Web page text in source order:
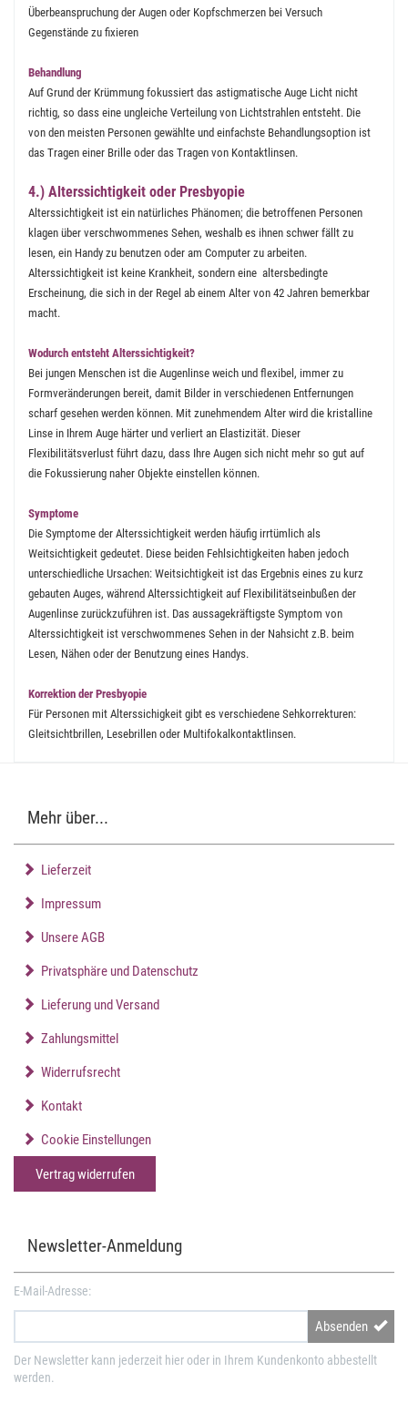
Überbeanspruchung der Augen oder Kopfschmerzen bei Versuch
Gegenstände zu fixieren
Behandlung
Auf Grund der Krümmung fokussiert das astigmatische Auge Licht nicht
richtig, so dass eine ungleiche Verteilung von Lichtstrahlen entsteht. Die
von den meisten Personen gewählte und einfachste Behandlungsoption ist
das Tragen einer Brille oder das Tragen von Kontaktlinsen.
4.) Alterssichtigkeit oder Presbyopie
Alterssichtigkeit ist ein natürliches Phänomen; die betroffenen Personen
klagen über verschwommenes Sehen, weshalb es ihnen schwer fällt zu
lesen, ein Handy zu benutzen oder am Computer zu arbeiten.
Alterssichtigkeit ist keine Krankheit, sondern eine altersbedingte
Erscheinung, die sich in der Regel ab einem Alter von 42 Jahren bemerkbar
macht.
Wodurch entsteht Alterssichtigkeit?
Bei jungen Menschen ist die Augenlinse weich und flexibel, immer zu
Formveränderungen bereit, damit Bilder in verschiedenen Entfernungen
scharf gesehen werden können. Mit zunehmendem Alter wird die kristalline
Linse in Ihrem Auge härter und verliert an Elastizität. Dieser
Flexibilitätsverlust führt dazu, dass Ihre Augen sich nicht mehr so gut auf
die Fokussierung naher Objekte einstellen können.
Symptome
Die Symptome der Alterssichtigkeit werden häufig irrtümlich als
Weitsichtigkeit gedeutet. Diese beiden Fehlsichtigkeiten haben jedoch
unterschiedliche Ursachen: Weitsichtigkeit ist das Ergebnis eines zu kurz
gebauten Auges, während Alterssichtigkeit auf Flexibilitätseinbußen der
Augenlinse zurückzuführen ist. Das aussagekräftigste Symptom von
Alterssichtigkeit ist verschwommenes Sehen in der Nahsicht z.B. beim
Lesen, Nähen oder der Benutzung eines Handys.
Korrektion der Presbyopie
Für Personen mit Alterssichigkeit gibt es verschiedene Sehkorrekturen:
Gleitsichtbrillen, Lesebrillen oder Multifokalkontaktlinsen.
Mehr über...
Lieferzeit
Impressum
Unsere AGB
Privatsphäre und Datenschutz
Lieferung und Versand
Zahlungsmittel
Widerrufsrecht
Kontakt
Cookie Einstellungen
Vertrag widerrufen
Newsletter-Anmeldung
E-Mail-Adresse:
Absenden
Der Newsletter kann jederzeit hier oder in Ihrem Kundenkonto abbestellt
werden.